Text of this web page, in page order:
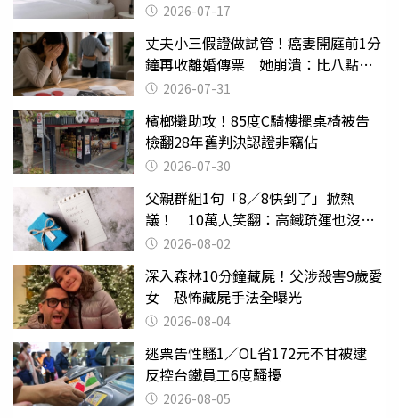
2026-07-17
丈夫小三假證做試管！癌妻開庭前1分
鐘再收離婚傳票 她崩潰：比八點檔
還扯2026-07-31
檳榔攤助攻！85度C騎樓擺桌椅被告
檢翻28年舊判決認證非竊佔
2026-07-30
父親群組1句「8／8快到了」掀熱
議！ 10萬人笑翻：高鐵疏運也沒列
父親節
2026-08-02
深入森林10分鐘藏屍！父涉殺害9歲愛
女 恐怖藏屍手法全曝光
2026-08-04
逃票告性騷1／OL省172元不甘被逮
反控台鐵員工6度騷擾
2026-08-05